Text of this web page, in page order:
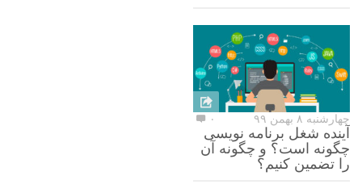
چهارشنبه ۸ بهمن ۹۹ ۰
آینده شغل برنامه نویسی
چگونه است؟ و چگونه آن
را تضمین کنیم؟